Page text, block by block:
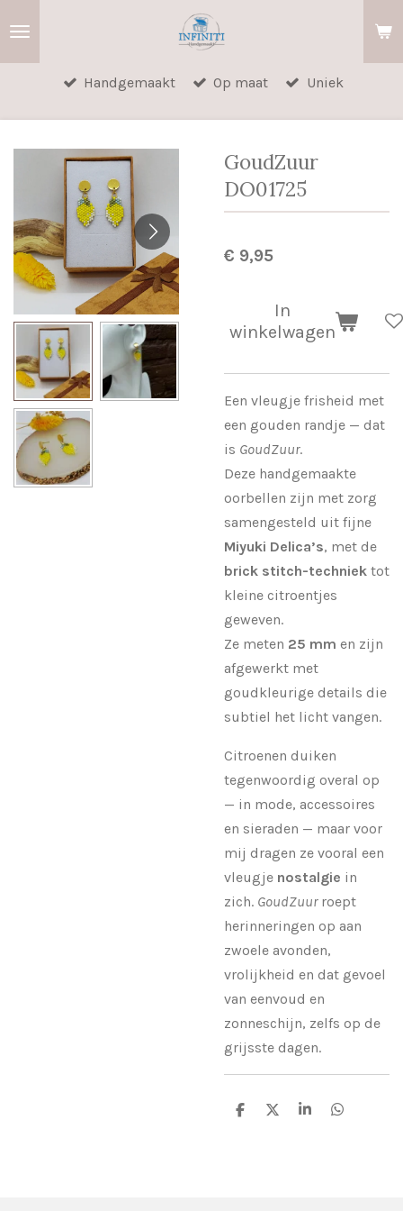
hoofdinhoud
Handgemaakt Op maat Uniek
GoudZuur
DO01725
€ 9,95
In
winkelwagen
Een vleugje frisheid met
een gouden randje — dat
is GoudZuur.
Deze handgemaakte
oorbellen zijn met zorg
samengesteld uit fijne
Miyuki Delica’s, met de
brick stitch-techniek tot
kleine citroentjes
geweven.
Ze meten 25 mm en zijn
afgewerkt met
goudkleurige details die
subtiel het licht vangen.
Citroenen duiken
tegenwoordig overal op
— in mode, accessoires
en sieraden — maar voor
mij dragen ze vooral een
vleugje nostalgie in
zich. GoudZuurroept
herinneringen op aan
zwoele avonden,
vrolijkheid en dat gevoel
van eenvoud en
zonneschijn, zelfs op de
grijsste dagen.
D
D
S
D